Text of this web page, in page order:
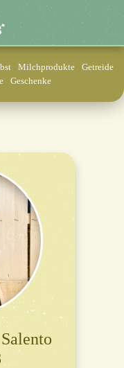
Milchprodukte
Getreide
Geschenke